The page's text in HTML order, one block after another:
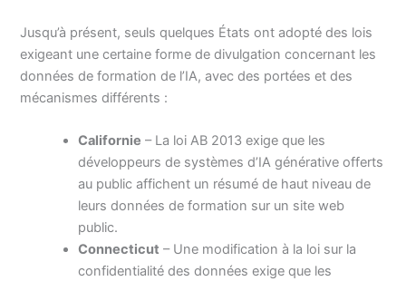
Jusqu’à présent, seuls quelques États ont adopté des lois
exigeant une certaine forme de divulgation concernant les
données de formation de l’IA, avec des portées et des
mécanismes différents :
Californie – La loi AB 2013 exige que les
développeurs de systèmes d’IA générative offerts
au public affichent un résumé de haut niveau de
leurs données de formation sur un site web
public.
Connecticut – Une modification à la loi sur la
confidentialité des données exige que les